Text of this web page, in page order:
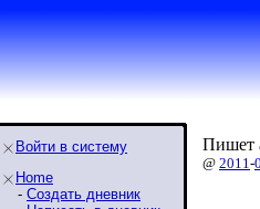
Войти в систему
Home
- Создать дневник
Пишет
@ 2011-